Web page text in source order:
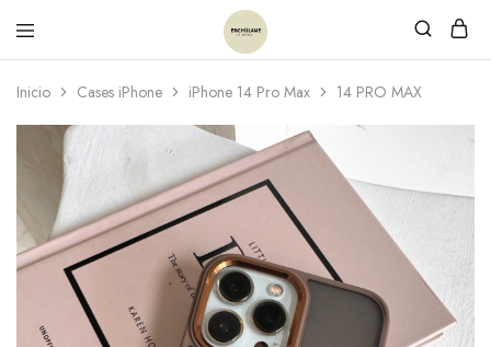
Inicio Cases iPhone iPhone 14 Pro Max 14 PRO MAX